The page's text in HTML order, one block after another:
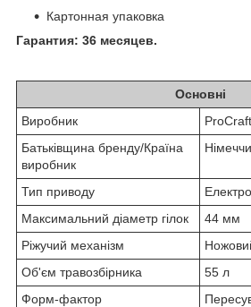
Картонная упаковка
Гарантия: 36 месяцев.
Основні
Виробник
ProCraft
Батьківщина бренду/Країна
виробник
Тип приводу
Максимальний діаметр гілок
44 мм
Ріжучий механізм
Об'єм травозбірника
55 л
Форм-фактор